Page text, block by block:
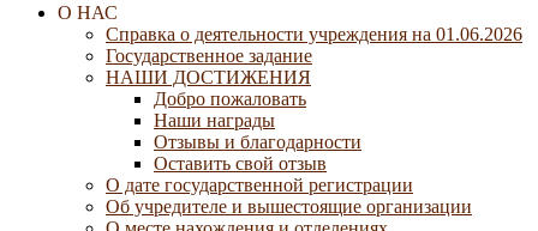
О НАС
Справка о деятельности учреждения на 01.06.2026
Государственное задание
НАШИ ДОСТИЖЕНИЯ
Добро пожаловать
Наши награды
Отзывы и благодарности
Оставить свой отзыв
О дате государственной регистрации
Об учредителе и вышестоящие организации